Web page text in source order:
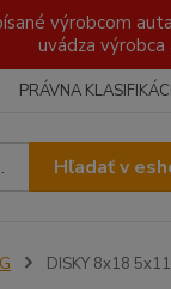
výrobcom
uvádza výrobca
PRÁVNA
Hľadať v
DISKY 8x18